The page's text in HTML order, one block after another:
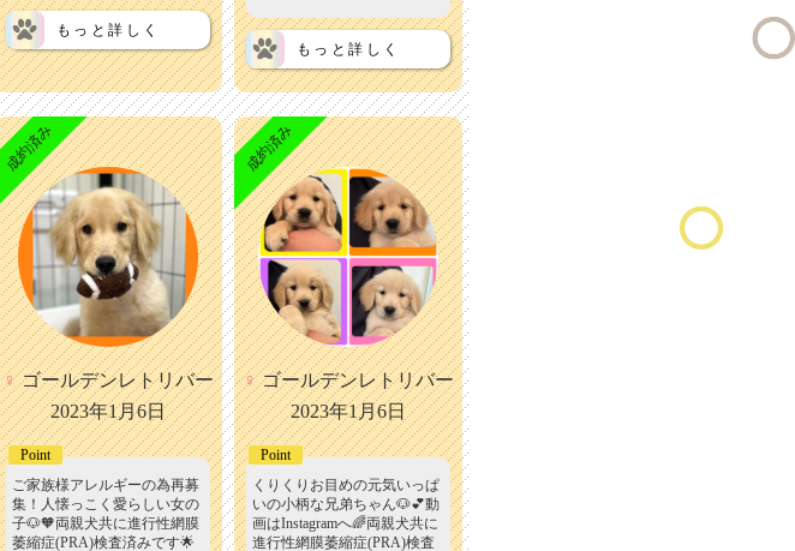
もっと詳しく
もっと詳しく
成約済み
♀ゴールデンレトリバー
2023年1月6日
Point
ご家族様アレルギーの為再募
集！人懐っこく愛らしい女の
子🐶🧡両親犬共に進行性網膜
萎縮症(PRA)検査済みです🌟
成約済み
♀ゴールデンレトリバー
2023年1月6日
Point
くりくりお目めの元気いっぱ
いの小柄な兄弟ちゃん🐶💕動
画はInstagramへ🌈両親犬共に
進行性網膜萎縮症(PRA)検査